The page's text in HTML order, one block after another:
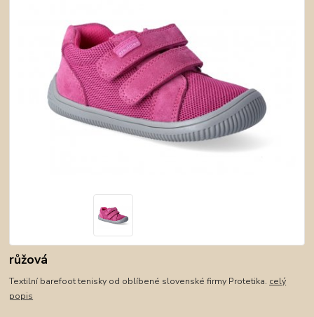
růžová
Textilní barefoot tenisky od oblíbené slovenské firmy Protetika. celý
popis